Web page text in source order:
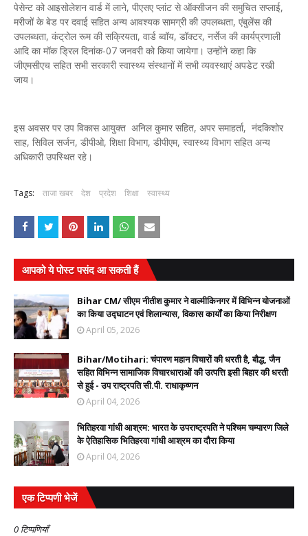
पेसेन्ट को आइसोलेशन वार्ड में लाने, पीएसए प्लांट से ऑक्सीजन की समुचित सप्लाई,
मरीजों के बेड पर दवाई सहित अन्य आवश्यक सामग्री की उपलब्धता, एंबुलेंस की
उपलब्धता, कंट्रोल रूम की सक्रियता, वार्ड ब्वॉय, डॉक्टर, नर्सेज की कार्यप्रणाली
आदि का मॉक ड्रिल दिनांक-07 जनवरी को किया जायेगा। उन्होंने कहा कि
जीएमसीएच सहित सभी सरकारी स्वास्थ्य संस्थानों में सभी व्यवस्थाएं अपडेट रखी
जाय।
इस अवसर पर उप विकास आयुक्त अनिल कुमार सहित, अपर समाहर्ता, नंदकिशोर
साह, सिविल सर्जन, डीपीओ, शिक्षा विभाग, डीपीएम, स्वास्थ्य विभाग सहित अन्य
अधिकारी उपस्थित रहे।
Tags: ताजा खबर देश प्रदेश शिक्षा स्वास्थ्य
आपको ये पोस्ट पसंद आ सकती हैं
Bihar CM/ सीएम नीतीश कुमार ने वाल्मीकिनगर में विभिन्न योजनाओं
का किया उद्घाटन एवं शिलान्यास, विकास कार्यों का किया निरीक्षण
April 05, 2026
Bihar/Motihari: चंपारण महान विचारों की धरती है, बौद्ध, जैन
सहित विभिन्न सामाजिक विचारधाराओं की उत्पत्ति इसी बिहार की धरती
से हुई - उप राष्ट्रपति सी.पी. राधाकृष्णन
April 04, 2026
भितिहरवा गांधी आश्रम: भारत के उपराष्ट्रपति ने पश्चिम चम्पारण जिले
के ऐतिहासिक भितिहरवा गांधी आश्रम का दौरा किया
April 04, 2026
एक टिप्पणी भेजें
0 टिप्पणियाँ